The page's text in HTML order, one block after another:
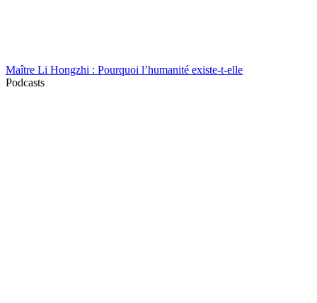
Maître Li Hongzhi : Pourquoi l’humanité existe-t-elle
Podcasts